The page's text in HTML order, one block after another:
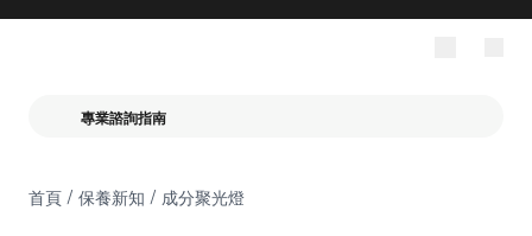
專業諮詢指南
首頁/ 保養新知 / 成分聚光燈